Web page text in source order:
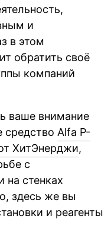
и
в этом
обратить своё
компаний
ваше внимание
средство Alfa P-
ХитЭнерджи,
с
стенках
здесь же вы
и реагенты